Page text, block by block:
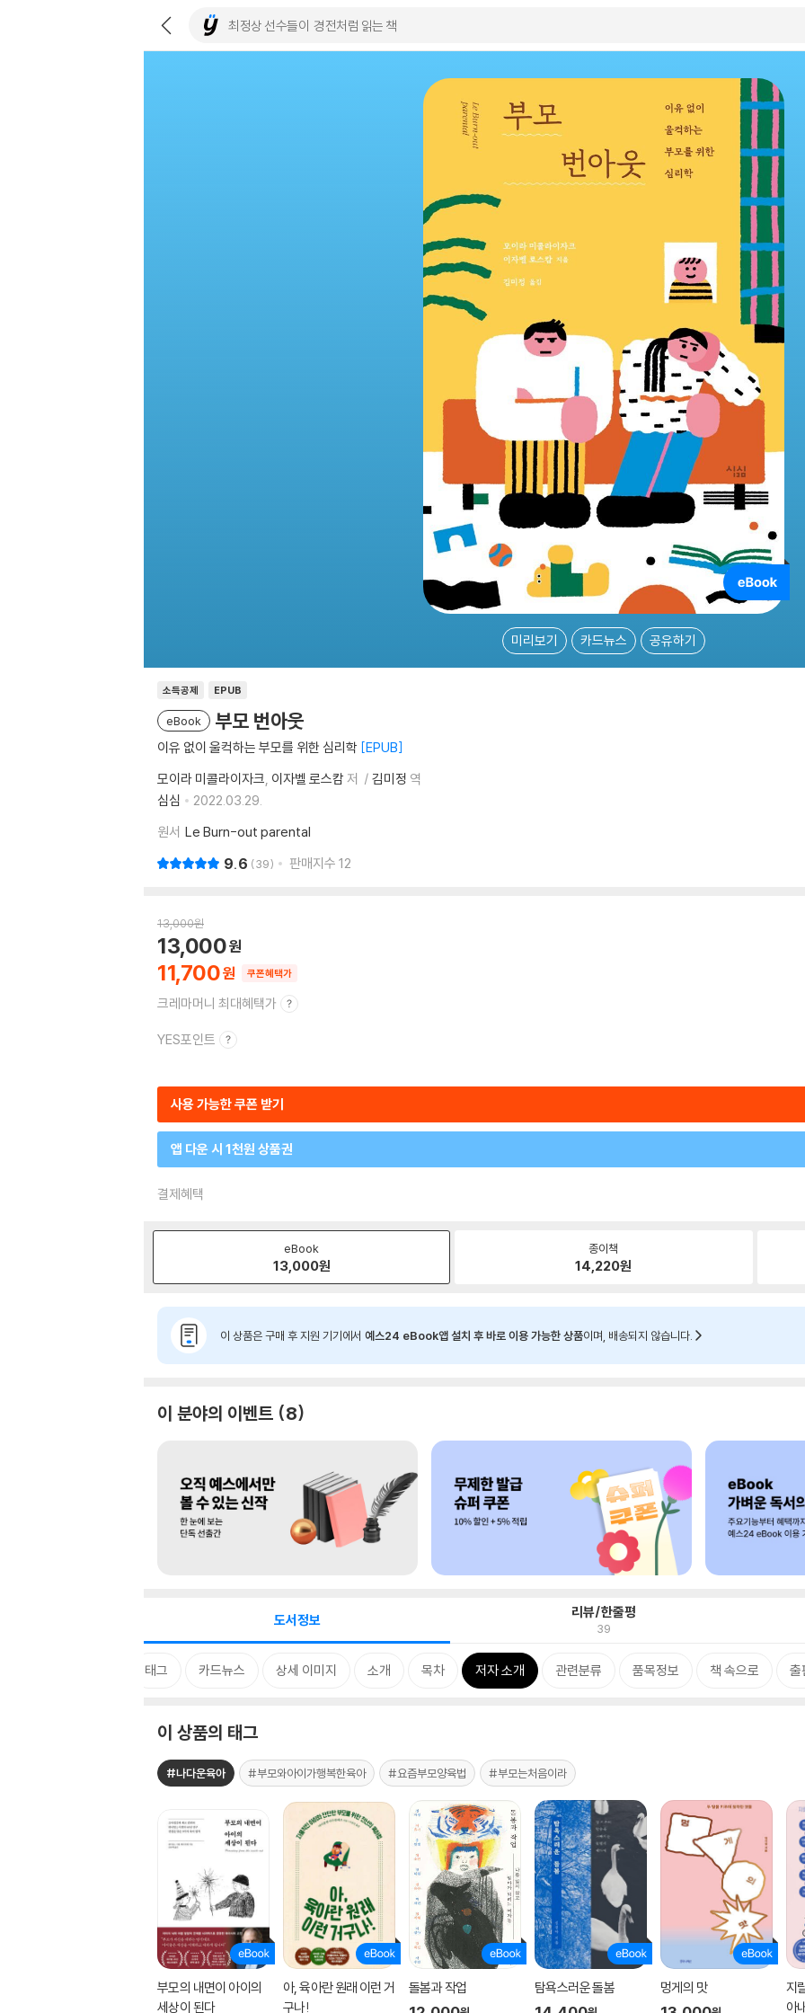
미리보기 카드뉴스 공유하기
소득공제 EPUB
eBook 부모 번아웃
이유 없이 울컥하는 부모를 위한 심리학 EPUB
모이라 미콜라이자크 이자벨 로스캄 저 김미정 역
심심
2022.03.29.
원서 Le Burn-out parental
9.6 39 판매지수 12
13,000원
11,700
13,000
쿠폰혜택가
크레마머니 최대혜택가
YES포인트
사용 가능한 쿠폰 받기
앱 다운 시 1천원 상품권
결제혜택
eBook
13,000원
종이책
14,220원
이 상품은 구매 후 지원 기기에서 예스24 eBook앱 설치 후 바로 이용 가능한 상품이며, 배송되지 않습니다.
이 분야의 이벤트 8
도서정보 리뷰/한줄평
39
태그 카드뉴스 상세 이미지 소개 목차 저자 소개 관련분류 품목정보 책 속으로 출
이 상품의 태그
#나다운육아 #부모와아이가행복한육아 #요즘부모양육법 #부모는처음이라
부모의 내면이 아이의
세상이 된다
아, 육아란 원래 이런 거
구나!
돌봄과 작업 탐욕스러운 돌봄 멍게의 맛
지
아